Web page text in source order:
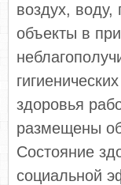
воздух,
объекты в
здоровья
размещены
Состояние
социальной